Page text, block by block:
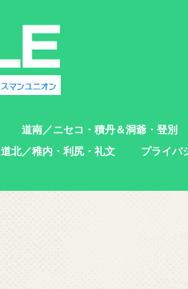
道南／ニセコ・積丹＆洞爺・登別
室蘭市
登別市
洞爺湖町
真狩村
共和町
壮瞥町
積丹町
神恵内村
道北／稚内・利尻・礼文
プライバ